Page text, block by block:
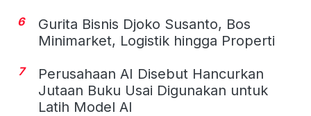
6
Gurita Bisnis Djoko Susanto, Bos
Minimarket, Logistik hingga Properti
7
Perusahaan AI Disebut Hancurkan
Jutaan Buku Usai Digunakan untuk
Latih Model AI